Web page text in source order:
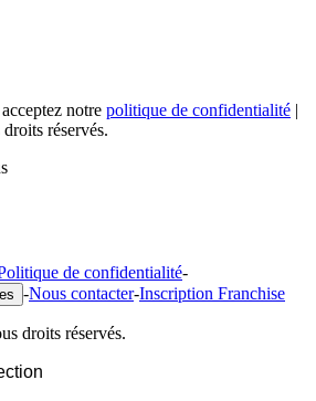
notre politique de confidentialité |
réservés.
de confidentialité-
-Nous contacter-Inscription Franchise
droits réservés.